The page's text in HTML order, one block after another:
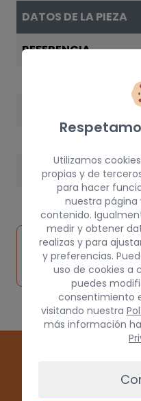
DATOS DE LA PIEZA
REFERENCIA
PESO
Inspeccionar
vehículo de
origen
Utilizamos
propias y de
para hacer
nuestra página
contenido.
medir y obtener
realizas y para
y preferencias.
uso de cookies a
puedes
consentimiento
visitando nuestra
más información